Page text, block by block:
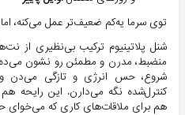
توی سرما یه‌کم ضعیف‌تر عمل می‌کنه،
شنل پلاتینیوم ترکیب بی‌نظیری
منضبط، مدرن و مطمئن رو نشون
شروع، حس انرژی و تازگی می‌دن
کنترل‌شده نگه می‌دارن. این رایحه هم
هم برای ملاقات‌های کاری که می‌خوای